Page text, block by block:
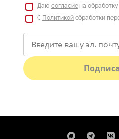
Даю согласие на
С Политикой обработки